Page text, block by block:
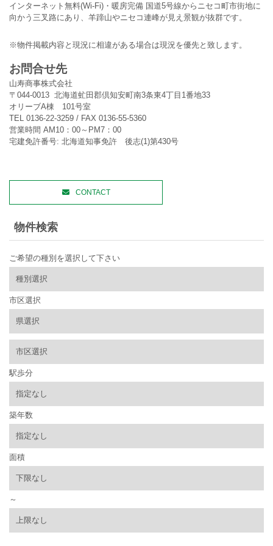
インターネット無料(Wi-Fi)・暖房完備 国道5号線からニセコ町市街地に
向かう三叉路にあり、羊蹄山やニセコ連峰が見え景観が抜群です。
※物件掲載内容と現況に相違がある場合は現況を優先と致します。
お問合せ先
山寿商事株式会社
〒044-0013 北海道虻田郡倶知安町南3条東4丁目1番地33
オリーブA棟 101号室
TEL 0136-22-3259 / FAX 0136-55-5360
営業時間 AM10：00～PM7：00
宅建免許番号: 北海道知事免許 後志(1)第430号
CONTACT
物件検索
ご希望の種別を選択して下さい
市区選択
駅歩分
築年数
面積
～